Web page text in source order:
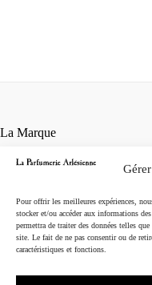
Pour offrir les meilleures expériences,
stocker et/ou accéder aux informations
permettra de traiter des données telles
site. Le fait de ne pas consentir ou de
caractéristiques et fonctions.
La Marque
Conditions générales de vente
Mentions légales
Instagram